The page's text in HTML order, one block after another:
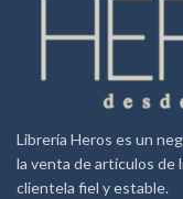
Librería Heros es un
la venta de artículos de
clientela fiel y estable.